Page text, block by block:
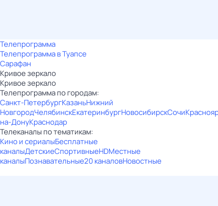
Телепрограмма
Телепрограмма в Туапсе
Сарафан
Кривое зеркало
Кривое зеркало
Телепрограмма по городам:
Санкт-ПетербургКазаньНижний
НовгородЧелябинскЕкатеринбургНовосибирскСочи
на-ДонуКраснодар
Телеканалы по тематикам:
Кино и сериалыБесплатные
каналыДетскиеСпортивныеHDМестные
каналыПознавательные20 каналовНовостные